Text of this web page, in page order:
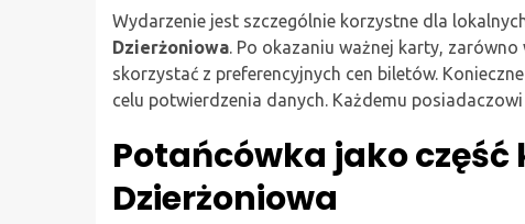
Wydarzenie jest szczególnie korzystne dla
Dzierżoniowa. Po okazaniu ważnej karty,
skorzystać z preferencyjnych cen biletów.
celu potwierdzenia danych. Każdemu
Potańcówka jako
Dzierżoniowa